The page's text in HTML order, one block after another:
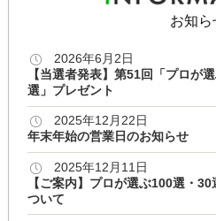
お知ら
2026年6月2日
【当選者発表】第51回「プロが
選」プレゼント
2025年12月22日
年末年始の営業日のお知らせ
2025年12月11日
【ご案内】プロが選ぶ100選・
ついて